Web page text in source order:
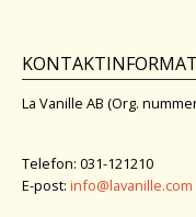
La Vanille AB (Org.
Telefon: 031-121210
E-post: info@lavanille.com